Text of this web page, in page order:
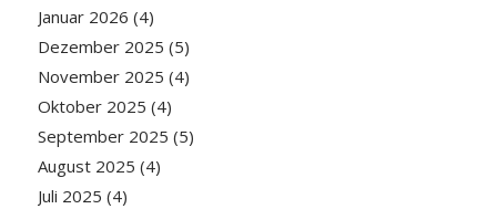
Januar 2026 (4)
Dezember 2025 (5)
November 2025 (4)
Oktober 2025 (4)
September 2025 (5)
August 2025 (4)
Juli 2025 (4)